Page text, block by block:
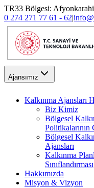
TR33 Bölgesi:
0 274 271 77 61 - 62|
Ajansımız
Kalkınma Ajansları
Biz Kimiz
Bölgesel
Bölgesel
Ajansları
Kalkınma
Sınıflandırması
Hakkımızda
Misyon & Vizyon